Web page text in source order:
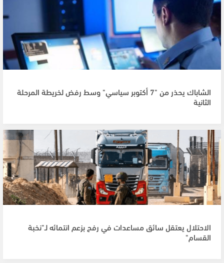
الشاباك يحذر من "7 أكتوبر سياسي" وسط رفض لخريطة المرحلة
الثانية
الاحتلال يعتقل سائق مساعدات في رفح بزعم انتمائه لـ"نخبة
القسام"